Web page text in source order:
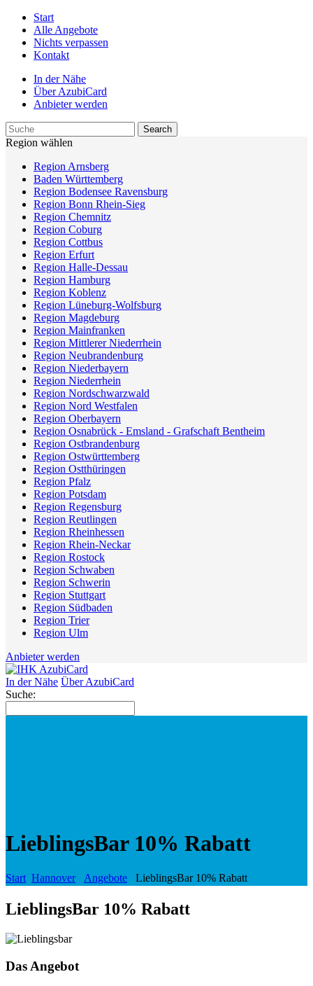
Start
Alle Angebote
Nichts verpassen
Kontakt
In der Nähe
Über AzubiCard
Anbieter werden
Region wählen
Region Arnsberg
Baden Württemberg
Region Bodensee Ravensburg
Region Bonn Rhein-Sieg
Region Chemnitz
Region Coburg
Region Cottbus
Region Erfurt
Region Halle-Dessau
Region Hamburg
Region Koblenz
Region Lüneburg-Wolfsburg
Region Magdeburg
Region Mainfranken
Region Mittlerer Niederrhein
Region Neubrandenburg
Region Niederbayern
Region Niederrhein
Region Nordschwarzwald
Region Nord Westfalen
Region Oberbayern
Region Osnabrück - Emsland - Grafschaft Bentheim
Region Ostbrandenburg
Region Ostwürttemberg
Region Ostthüringen
Region Pfalz
Region Potsdam
Region Regensburg
Region Reutlingen
Region Rheinhessen
Region Rhein-Neckar
Region Rostock
Region Schwaben
Region Schwerin
Region Stuttgart
Region Südbaden
Region Trier
Region Ulm
Anbieter werden
In der Nähe Über AzubiCard
Suche:
LieblingsBar 10% Rabatt
Start Hannover Angebote LieblingsBar 10% Rabatt
LieblingsBar 10% Rabatt
Das Angebot